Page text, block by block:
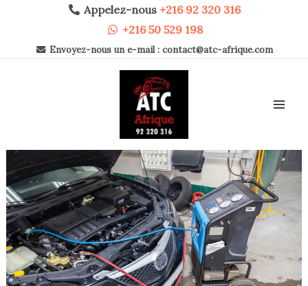
contenu
Appelez-nous +216 92 320 316
+216 50 529 198
Envoyez-nous un e-mail : contact@atc-afrique.com